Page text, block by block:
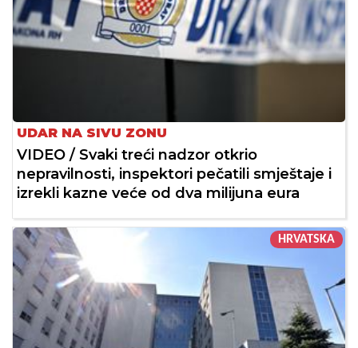
UDAR NA SIVU ZONU
VIDEO / Svaki treći nadzor otkrio
nepravilnosti, inspektori pečatili smještaje i
izrekli kazne veće od dva milijuna eura
HRVATSKA